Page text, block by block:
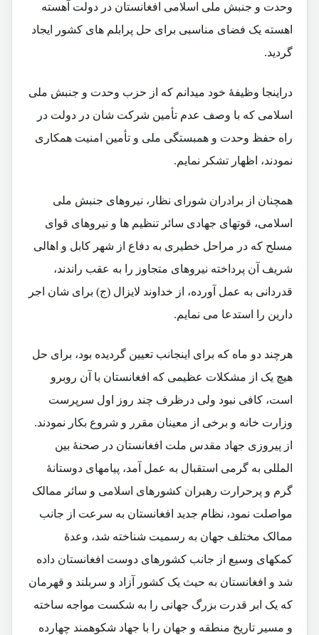
وحدت و جنبش ملی اسلامی افغانستان در دولت آهسته
اهسته یک فضای مناسبی برای حل پرابلم های کشور ایجاد
گردید.
دراینجا وظیفۀ خود میدانم که از حزب وحدت و جنبش ملی
اسلامی که با وصف عدم تأمین شرکت شان در دولت در
راه حفظ وحدت و همبستگی ملی و تأمین امنیت همکاری
نمودند، اظهار تشکر نمایم.
همچنان از برادران شورای نظار، نیروهای جنبش ملی
اسلامی، قوتهای جهادی سائر تنظیم ها و نیروهای قوای
مسلح که در مراحل خطیری به دفاع از شهر کابل و اهالی
شریف آن پرداخته نیروهای متجاوز را به عقب راندند،
قدردانی به عمل آورده، از خداوند لایزال (ج) برای شان اجر
دارین را استدعا می نمایم.
هرچند دو ماه که برای اینجانب تعیین گردیده بود، برای حل
هیچ یک از مشکلات عظیمی که افغانستان با آن روبرو
است، کافی نبود ولی درظرف چند روز اول سرپرست
وزارت خانه و برخی از معینان مقرر و شروع بکار نمودند.
از پیروزی جهاد مقدس ملت افغانستان در صحنۀ بین
المللی به گرمی استقبال به عمل آمد، پیامهای دوستانۀ
گرم و پرحرارت رهبران کشورهای اسلامی و سائر ممالک
مواصلت نمود، نظام جدید افغانستان به سرعت از جانب
ممالک مختلف جهان به رسمیت شناخته شد، وعدۀ
کمکهای وسیع از جانب کشورهای دوست افغانستان داده
شد و افغانستان به حیث یک کشور آزاد و سربلند و قهرمان
که یک ابر قدرت بزرگ جهانی را به شکست مواجه ساخته
و مسیر تاریخ منطقه و جهان را با جهاد شکوهمند چهارده